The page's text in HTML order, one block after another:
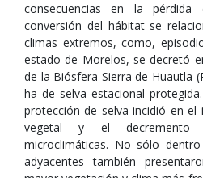
consecuencias en la pérdida
conversión del hábitat se
climas extremos, como,
estado de Morelos, se decretó
de la Biósfera Sierra de Huautla
ha de selva estacional
protección de selva incidió en el
vegetal y el decremento
microclimáticas. No sólo
adyacentes también